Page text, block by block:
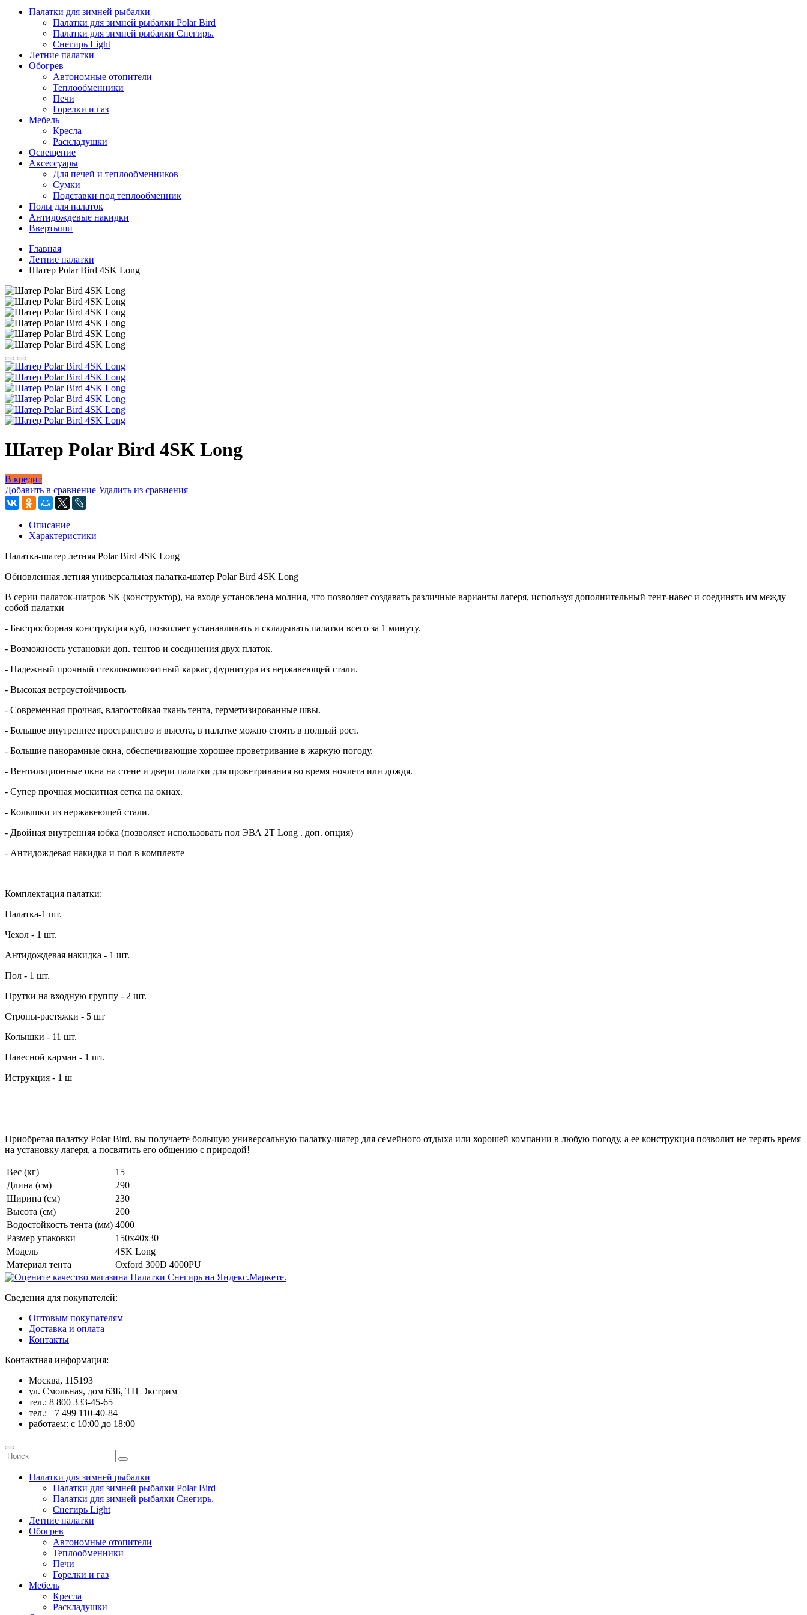
Палатки для зимней рыбалки
Палатки для зимней рыбалки Polar Bird
Палатки для зимней рыбалки Снегирь.
Снегирь Light
Летние палатки
Обогрев
Автономные отопители
Теплообменники
Печи
Горелки и газ
Мебель
Кресла
Раскладушки
Освещение
Аксессуары
Для печей и теплообменников
Сумки
Подставки под теплообменник
Полы для палаток
Антидождевые накидки
Ввертыши
Главная
Летние палатки
Шатер Polar Bird 4SK Long
Шатер Polar Bird 4SK Long
В кредит
Добавить в сравнение Удалить из сравнения
Описание
Характеристики
Палатка-шатер летняя Polar Bird 4SK Long
Обновленная летняя универсальная палатка-шатер Polar Bird 4SK Long
В серии палаток-шатров SK (конструктор), на входе установлена молния, что позволяет создавать различные варианты лагеря, используя дополнительный тент-навес и соединять им между
собой палатки
- Быстросборная конструкция куб, позволяет устанавливать и складывать палатки всего за 1 минуту.
- Возможность установки доп. тентов и соединения двух платок.
- Надежный прочный стеклокомпозитный каркас, фурнитура из нержавеющей стали.
- Высокая ветроустойчивость
- Современная прочная, влагостойкая ткань тента, герметизированные швы.
- Большое внутреннее пространство и высота, в палатке можно стоять в полный рост.
- Большие панорамные окна, обеспечивающие хорошее проветривание в жаркую погоду.
- Вентиляционные окна на стене и двери палатки для проветривания во время ночлега или дождя.
- Супер прочная москитная сетка на окнах.
- Колышки из нержавеющей стали.
- Двойная внутренняя юбка (позволяет использовать пол ЭВА 2Т Long . доп. опция)
- Антидождевая накидка и пол в комплекте
Комплектация палатки:
Палатка-1 шт.
Чехол - 1 шт.
Антидождевая накидка - 1 шт.
Пол - 1 шт.
Прутки на входную группу - 2 шт.
Стропы-растяжки - 5 шт
Колышки - 11 шт.
Навесной карман - 1 шт.
Иструкция - 1 ш
Приобретая палатку Polar Bird, вы получаете большую универсальную палатку-шатер для семейного отдыха или хорошей компании в любую погоду, а ее конструкция позволит не терять время
на установку лагеря, а посвятить его общению с природой!
Вес (кг)
15
Длина (см)
290
Ширина (см)
230
Высота (см)
200
Водостойкость тента (мм) 4000
Размер упаковки
150x40x30
Модель
4SK Long
Материал тента
Oxford 300D 4000PU
Сведения для покупателей:
Оптовым покупателям
Доставка и оплата
Контакты
Контактная информация:
Москва, 115193
ул. Смольная, дом 63Б, ТЦ Экстрим
тел.: 8 800 333-45-65
тел.: +7 499 110-40-84
работаем: с 10:00 до 18:00
Палатки для зимней рыбалки
Палатки для зимней рыбалки Polar Bird
Палатки для зимней рыбалки Снегирь.
Снегирь Light
Летние палатки
Обогрев
Автономные отопители
Теплообменники
Печи
Горелки и газ
Мебель
Кресла
Раскладушки